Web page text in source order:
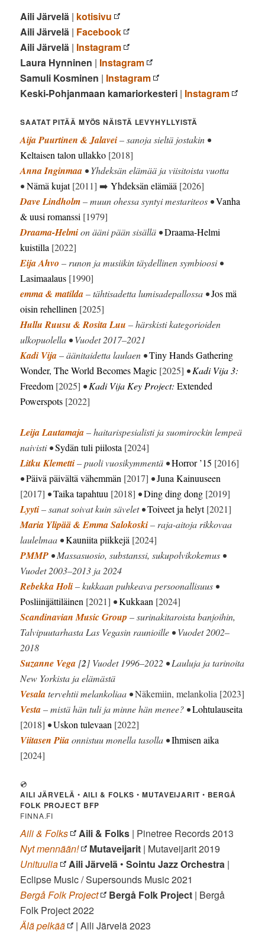
Aili Järvelä | kotisivu
Aili Järvelä | Facebook
Aili Järvelä | Instagram
Laura Hynninen | Instagram
Samuli Kosminen | Instagram
Keski-Pohjanmaan kamariorkesteri | Instagram
SAATAT PITÄÄ MYÖS NÄISTÄ LEVYHYLLYISTÄ
Aija Puurtinen & Jalavei– sanoja sieltä jostakin •
Keltaisen talon ullakko [2018]
Anna Inginmaa • Yhdeksän elämää ja viisitoista vuotta
•Nämä kujat[2011] ➡️Yhdeksän elämää [2026]
Dave Lindholm– muun ohessa syntyi mestariteos •Vanha
& uusi romanssi [1979]
Draama-Helmion ääni pään sisällä •Draama-Helmi
kuistilla [2022]
Eija Ahvo – runon ja musiikin täydellinen symbioosi •
Lasimaalaus [1990]
emma & matilda– tähtisadetta lumisadepallossa •Jos mä
oisin rehellinen [2025]
Hullu Ruusu & Rosita Luu – härskisti kategorioiden
ulkopuolella • Vuodet 2017–2021
Kadi Vija– äänitaidetta laulaen •Tiny Hands Gathering
Wonder, The World Becomes Magic [2025] •Kadi Vija 3:
Freedom [2025] •Kadi Vija Key Project:Extended
Powerspots [2022]
Leija Lautamaja– haitarispesialisti ja suomirockin lempeä
naivisti •Sydän tuli piilosta [2024]
Litku Klemetti– puoli vuosikymmentä •Horror ’15 [2016]
•Päivä päivältä vähemmän [2017] •Juna Kainuuseen
[2017] •Taika tapahtuu [2018] •Ding ding dong [2019]
Lyyti– sanat soivat kuin sävelet •Toiveet ja helyt[2021]
Maria Ylipää & Emma Salokoski– raja-aitoja rikkovaa
laulelmaa •Kauniita piikkejä [2024]
PMMP • Massasuosio, substanssi, sukupolvikokemus •
Vuodet 2003–2013 ja 2024
Rebekka Holi– kukkaan puhkeava persoonallisuus •
Posliinijättiläinen [2021] •Kukkaan [2024]
Scandinavian Music Group – surinakitaroista banjoihin,
Talvipuutarhasta Las Vegasin raunioille • Vuodet 2002–
2018
Suzanne Vega [2] Vuodet 1996–2022 • Lauluja ja tarinoita
New Yorkista ja elämästä
Vesalatervehtii melankoliaa •Näkemiin, melankolia [2023]
Vesta– mistä hän tuli ja minne hän menee? •Lohtulauseita
[2018] •Uskon tulevaan [2022]
Viitasen Piiaonnistuu monella tasolla •Ihmisen aika
[2024]
💿
AILI JÄRVELÄ • AILI & FOLKS •MUTAVEIJARIT• BERGÅ
FOLK PROJECT BFP
FINNA.FI
Aili & Folks Aili & Folks | Pinetree Records 2013
Nyt mennään!
Mutaveijarit | Mutaveijarit 2019
Unituulia
Aili Järvelä •Sointu Jazz Orchestra |
Eclipse Music / Supersounds Music 2021
Bergå Folk Project
Bergå Folk Project | Bergå
Folk Project 2022
Älä pelkää
| Aili Järvelä 2023